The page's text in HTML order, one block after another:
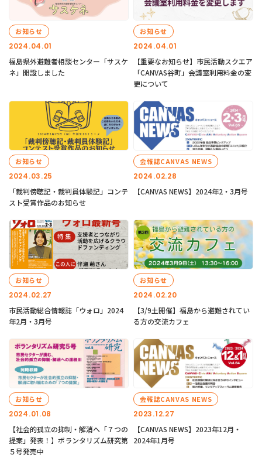
2024.04.01
お知らせ
福島県外避難者相談センター「サスケ
ネ」開設しました
2024.04.01
お知らせ
【重要なお知らせ】市民活動スクエア
「CANVAS谷町」会議室利用料金の変
更について
2024.03.25
お知らせ
「裁判傍聴記・裁判員体験記」コンテ
スト受賞作品のお知らせ
2024.02.28
会報誌CANVAS NEWS
【CANVAS NEWS】2024年2・3月号
2024.02.27
お知らせ
市民活動総合情報誌「ウォロ」2024
年2月・3月号
2024.02.20
お知らせ
【3/9土開催】福島から避難されてい
る方の交流カフェ
2024.01.08
お知らせ
【社会的孤立の抑制・解消へ「７つの
提案」発表！】ボランタリズム研究第
５号発売中
2023.12.27
会報誌CANVAS NEWS
【CANVAS NEWS】2023年12月・
2024年1月号